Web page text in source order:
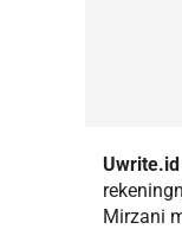
Uwrite.id
Mirzani